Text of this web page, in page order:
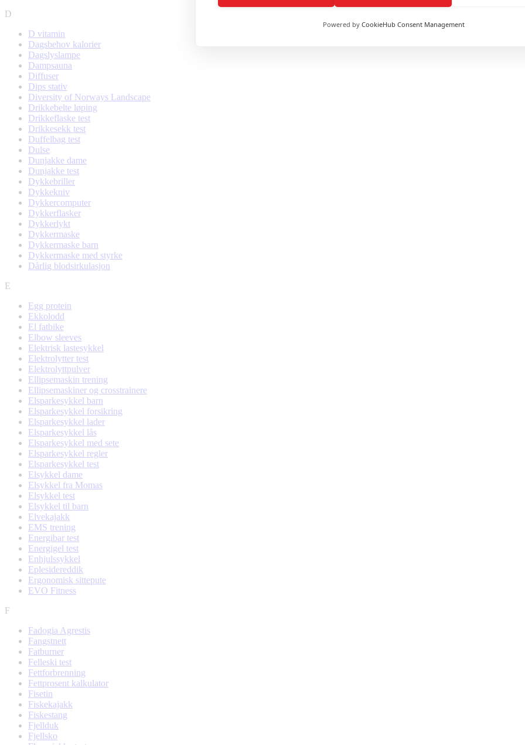
D
D vitamin
Dagsbehov kalorier
Dagslyslampe
Dampsauna
Diffuser
Dips stativ
Diversity of Norways Landscape
Drikkebelte løping
Drikkeflaske test
Drikkesekk test
Duffelbag test
Dulse
Dunjakke dame
Dunjakke test
Dykkebriller
Dykkekniv
Dykkercomputer
Dykkerflasker
Dykkerlykt
Dykkermaske
Dykkermaske barn
Dykkermaske med styrke
Dårlig blodsirkulasjon
E
Egg protein
Ekkolodd
El fatbike
Elbow sleeves
Elektrisk lastesykkel
Elektrolytter test
Elektrolyttpulver
Ellipsemaskin trening
Ellipsemaskiner og crosstrainere
Elsparkesykkel barn
Elsparkesykkel forsikring
Elsparkesykkel lader
Elsparkesykkel lås
Elsparkesykkel med sete
Elsparkesykkel regler
Elsparkesykkel test
Elsykkel dame
Elsykkel fra Momas
Elsykkel test
Elsykkel til barn
Elvekajakk
EMS trening
Energibar test
Energigel test
Enhjulssykkel
Eplesidereddik
Ergonomisk sittepute
EVO Fitness
F
Fadogia Agrestis
Fangstnett
Fatburner
Felleski test
Fettforbrenning
Fettprosent kalkulator
Fisetin
Fiskekajakk
Fiskestang
Fjellduk
Fjellsko
Powered by CookieHub Consent Management